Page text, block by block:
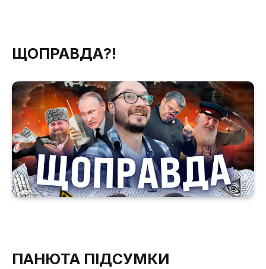
ЩОПРАВДА?!
ПАНЮТА ПІДСУМКИ